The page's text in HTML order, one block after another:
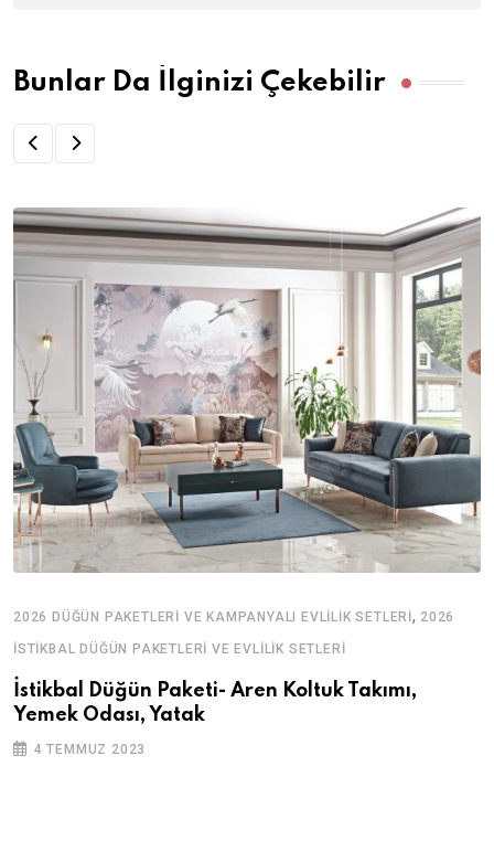
Bunlar Da İlginizi Çekebilir
2026 DÜĞÜN PAKETLERI VE KAMPANYALI EVLILIK SETLERI, 2026
İSTIKBAL DÜĞÜN PAKETLERI VE EVLILIK SETLERI
İstikbal Düğün Paketi- Aren Koltuk Takımı,
Yemek Odası, Yatak
4 TEMMUZ 2023